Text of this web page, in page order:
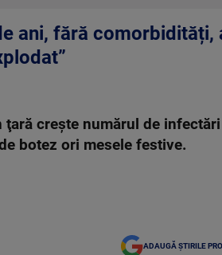
ani, fără
ţară creşte numărul de
botez ori mesele festive.
ADAUGĂ ȘTIRILE